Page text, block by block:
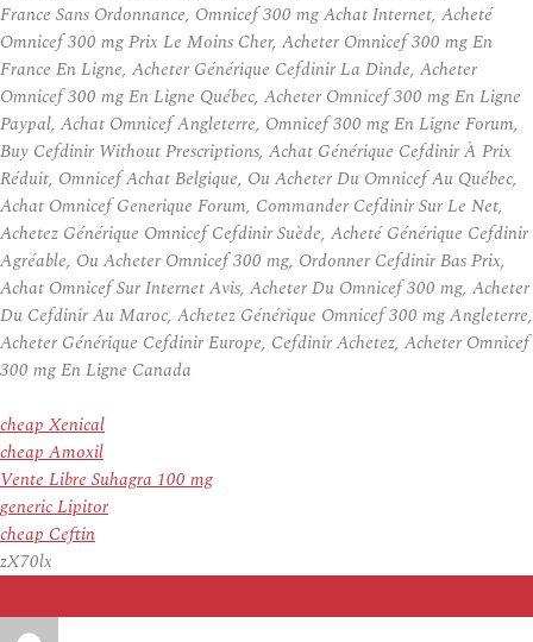
France Sans Ordonnance, Omnicef 300 mg Achat Internet, Acheté
Omnicef 300 mg Prix Le Moins Cher, Acheter Omnicef 300 mg En
France En Ligne, Acheter Générique Cefdinir La Dinde, Acheter
Omnicef 300 mg En Ligne Québec, Acheter Omnicef 300 mg En Ligne
Paypal, Achat Omnicef Angleterre, Omnicef 300 mg En Ligne Forum,
Buy Cefdinir Without Prescriptions, Achat Générique Cefdinir À Prix
Réduit, Omnicef Achat Belgique, Ou Acheter Du Omnicef Au Québec,
Achat Omnicef Generique Forum, Commander Cefdinir Sur Le Net,
Achetez Générique Omnicef Cefdinir Suède, Acheté Générique Cefdinir
Agréable, Ou Acheter Omnicef 300 mg, Ordonner Cefdinir Bas Prix,
Achat Omnicef Sur Internet Avis, Acheter Du Omnicef 300 mg, Acheter
Du Cefdinir Au Maroc, Achetez Générique Omnicef 300 mg Angleterre,
Acheter Générique Cefdinir Europe, Cefdinir Achetez, Acheter Omnicef
300 mg En Ligne Canada
cheap Xenical
cheap Amoxil
Vente Libre Suhagra 100 mg
generic Lipitor
cheap Ceftin
zX70lx